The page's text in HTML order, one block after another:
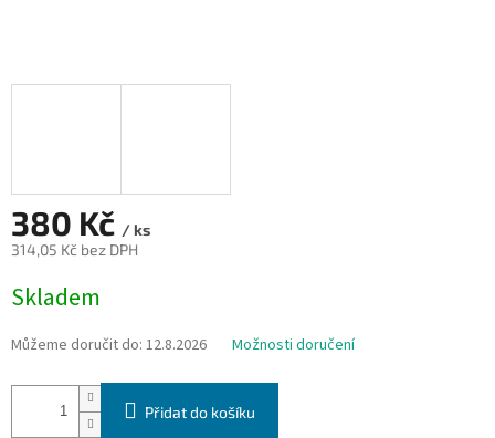
380 Kč / ks
314,05 Kč bez DPH
cena:
Skladem
Můžeme doručit do: 12.8.2026 Možnosti doručení
Přidat do košíku